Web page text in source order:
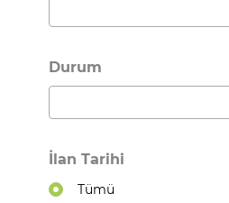
Durum
İlan Tarihi
Tümü